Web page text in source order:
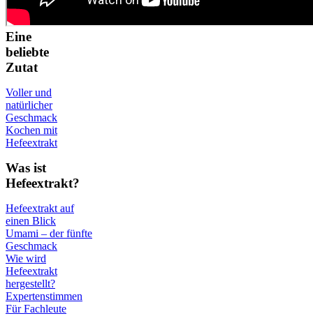
Eine
beliebte
Zutat
Voller und
natürlicher
Geschmack
Kochen mit
Hefeextrakt
Was ist
Hefeextrakt?
Hefeextrakt auf
einen Blick
Umami – der fünfte
Geschmack
Wie wird
Hefeextrakt
hergestellt?
Expertenstimmen
Für Fachleute